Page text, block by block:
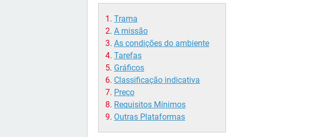
Trama
A missão
As condições do ambiente
Tarefas
Gráficos
Classificação indicativa
Preço
Requisitos Mínimos
Outras Plataformas